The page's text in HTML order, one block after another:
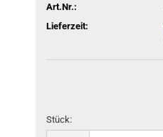
Art.Nr.:
Lieferzeit:
Stück: